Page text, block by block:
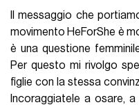
Il messaggio che
movimento HeForShe è
è una questione
Per questo mi rivolgo
figlie con la stessa
Incoraggiatele a osare,